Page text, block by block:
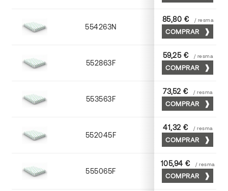
554263N 63 x 88
85,80 € / resma
COMPRAR
552863F 63 x 88
59,25 € / resma
COMPRAR
553563F 63 x 88
73,52 € / resma
COMPRAR
552045F 45 x 64
41,32 € / resma
COMPRAR
555065F 65 x 90
105,94 € / resma
COMPRAR